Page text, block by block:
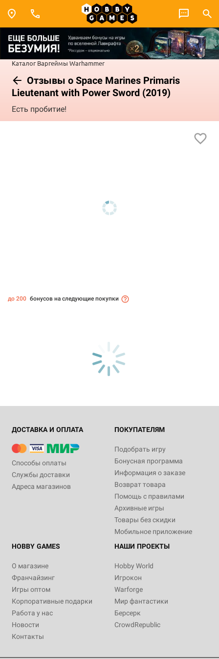
Каталог Варгеймы Warhammer
Отзывы о Space Marines Primaris
Lieutenant with Power Sword (2019)
Есть пробитие!
до 200 бонусов на следующие покупки
ДОСТАВКА И ОПЛАТА
Способы оплаты
Службы доставки
Адреса магазинов
ПОКУПАТЕЛЯМ
Подобрать игру
Бонусная программа
Информация о заказе
Возврат товара
Помощь с правилами
Архивные игры
Товары без скидки
Мобильное приложение
HOBBY GAMES
О магазине
Франчайзинг
Игры оптом
Корпоративные подарки
Работа у нас
Новости
Контакты
НАШИ ПРОЕКТЫ
Hobby World
Игрокон
Warforge
Мир фантастики
Берсерк
CrowdRepublic